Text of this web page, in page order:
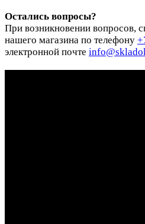
Остались вопросы?
При возникновении вопросов,
нашего магазина по телефону
электронной почте